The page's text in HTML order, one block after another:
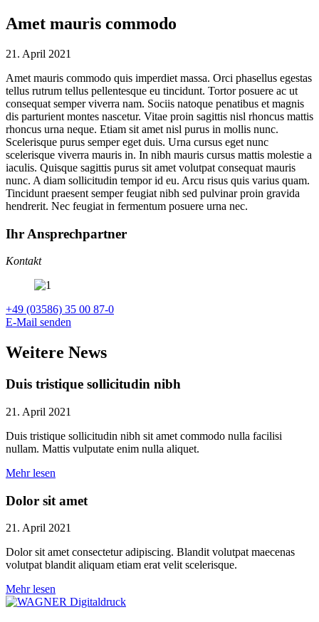
Amet mauris commodo
21. April 2021
Amet mauris commodo quis imperdiet massa. Orci phasellus egestas
tellus rutrum tellus pellentesque eu tincidunt. Tortor posuere ac ut
consequat semper viverra nam. Sociis natoque penatibus et magnis
dis parturient montes nascetur. Vitae proin sagittis nisl rhoncus mattis
rhoncus urna neque. Etiam sit amet nisl purus in mollis nunc.
Scelerisque purus semper eget duis. Urna cursus eget nunc
scelerisque viverra mauris in. In nibh mauris cursus mattis molestie a
iaculis. Quisque sagittis purus sit amet volutpat consequat mauris
nunc. A diam sollicitudin tempor id eu. Arcu risus quis varius quam.
Tincidunt praesent semper feugiat nibh sed pulvinar proin gravida
hendrerit. Nec feugiat in fermentum posuere urna nec.
Ihr Ansprechpartner
Kontakt
+49 (03586) 35 00 87-0
E-Mail senden
Weitere News
Duis tristique sollicitudin nibh
21. April 2021
Duis tristique sollicitudin nibh sit amet commodo nulla facilisi
nullam. Mattis vulputate enim nulla aliquet.
Mehr lesen
Dolor sit amet
21. April 2021
Dolor sit amet consectetur adipiscing. Blandit volutpat maecenas
volutpat blandit aliquam etiam erat velit scelerisque.
Mehr lesen